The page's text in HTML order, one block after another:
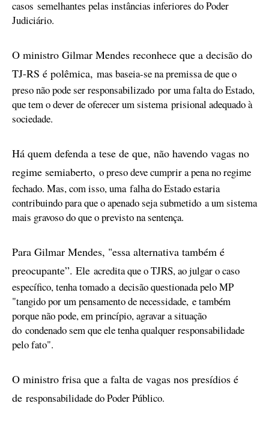
casos semelhantes pelas instâncias inferiores do Poder
Judiciário.
O ministro Gilmar Mendes reconhece que a decisão do
TJ-RS é polêmica, mas baseia-se na premissa de que o
preso não pode ser responsabilizado por uma falta do Estado,
que tem o dever de oferecer um sistema prisional adequado à
sociedade.
Há quem defenda a tese de que, não havendo vagas no
regime semiaberto, o preso deve cumprir a pena no regime
fechado. Mas, com isso, uma falha do Estado estaria
contribuindo para que o apenado seja submetido a um sistema
mais gravoso do que o previsto na sentença.
Para Gilmar Mendes, "essa alternativa também é
preocupante”. Ele acredita que o TJRS, ao julgar o caso
específico, tenha tomado a decisão questionada pelo MP
"tangido por um pensamento de necessidade, e também
porque não pode, em princípio, agravar a situação
do condenado sem que ele tenha qualquer responsabilidade
pelo fato".
O ministro frisa que a falta de vagas nos presídios é
de responsabilidade do Poder Público.